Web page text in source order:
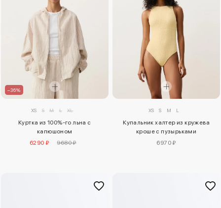
–36%
XS S M L XL
Куртка из 100%-го льна с
капюшоном
6290 ₽
9680 ₽
XS S M L
Купальник халтер из кружева
кроше с пузырьками
6970 ₽